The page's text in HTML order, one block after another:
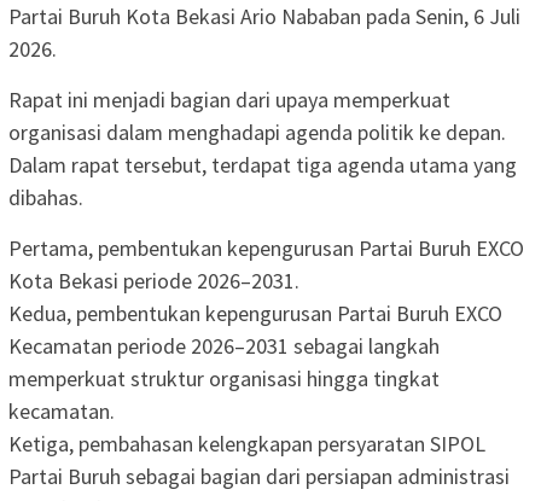
Partai Buruh Kota Bekasi Ario Nababan pada Senin, 6 Juli
2026.
Rapat ini menjadi bagian dari upaya memperkuat
organisasi dalam menghadapi agenda politik ke depan.
Dalam rapat tersebut, terdapat tiga agenda utama yang
dibahas.
Pertama, pembentukan kepengurusan Partai Buruh EXCO
Kota Bekasi periode 2026–2031.
Kedua, pembentukan kepengurusan Partai Buruh EXCO
Kecamatan periode 2026–2031 sebagai langkah
memperkuat struktur organisasi hingga tingkat
kecamatan.
Ketiga, pembahasan kelengkapan persyaratan SIPOL
Partai Buruh sebagai bagian dari persiapan administrasi